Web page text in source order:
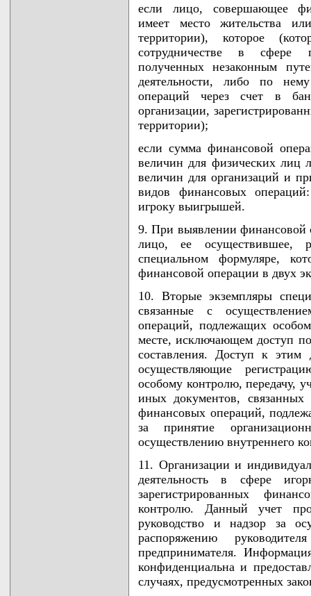
если лицо, совершающее
имеет место жительства
территории), которое
сотрудничестве в сфере
полученных незаконным
деятельности, либо по
операций через счет в
организации,
территории);
если сумма финансовой
величин для физических лиц
величин для организаций и
видов финансовых
игроку выигрышей.
9. При выявлении финансовой
лицо, ее осуществившее,
специальном формуляре,
финансовой операции в двух
10. Вторые экземпляры
связанные с
операций, подлежащих
месте, исключающем доступ
составления. Доступ к
осуществляющие
особому контролю, передачу,
иных документов,
финансовых операций,
за принятие
осуществлению внутреннего
11. Организации и
деятельность в сфере
зарегистрированных
контролю. Данный учет
руководство и надзор за
распоряжению
предпринимателя.
конфиденциальна и
случаях, предусмотренных